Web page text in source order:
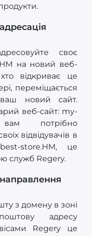
своє
на новий веб-
відкриває це
переміщається
новий сайт.
веб-сайт: my-
потрібно
відвідувачів в
store.HM, це
служб Regery.
з домену в зоні
адресу
Regery це